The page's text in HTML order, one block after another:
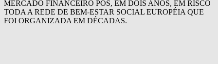
MERCADO FINANCEIRO PÔS, EM DOIS ANOS, EM RISCO
TODA A REDE DE BEM-ESTAR SOCIAL EUROPÉIA QUE
FOI ORGANIZADA EM DÉCADAS.